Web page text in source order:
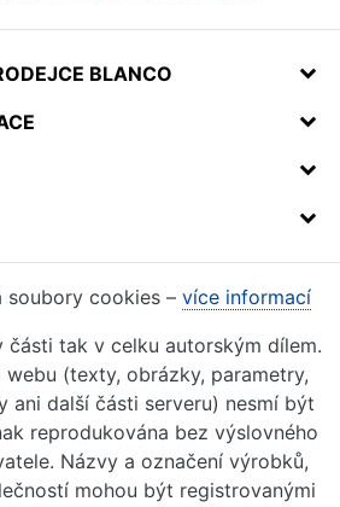
BLANCO
soubory cookies – více informací
části tak v celku autorským dílem.
(texty, obrázky, parametry,
ani další části serveru) nesmí být
reprodukována bez výslovného
Názvy a označení výrobků,
mohou být registrovanými